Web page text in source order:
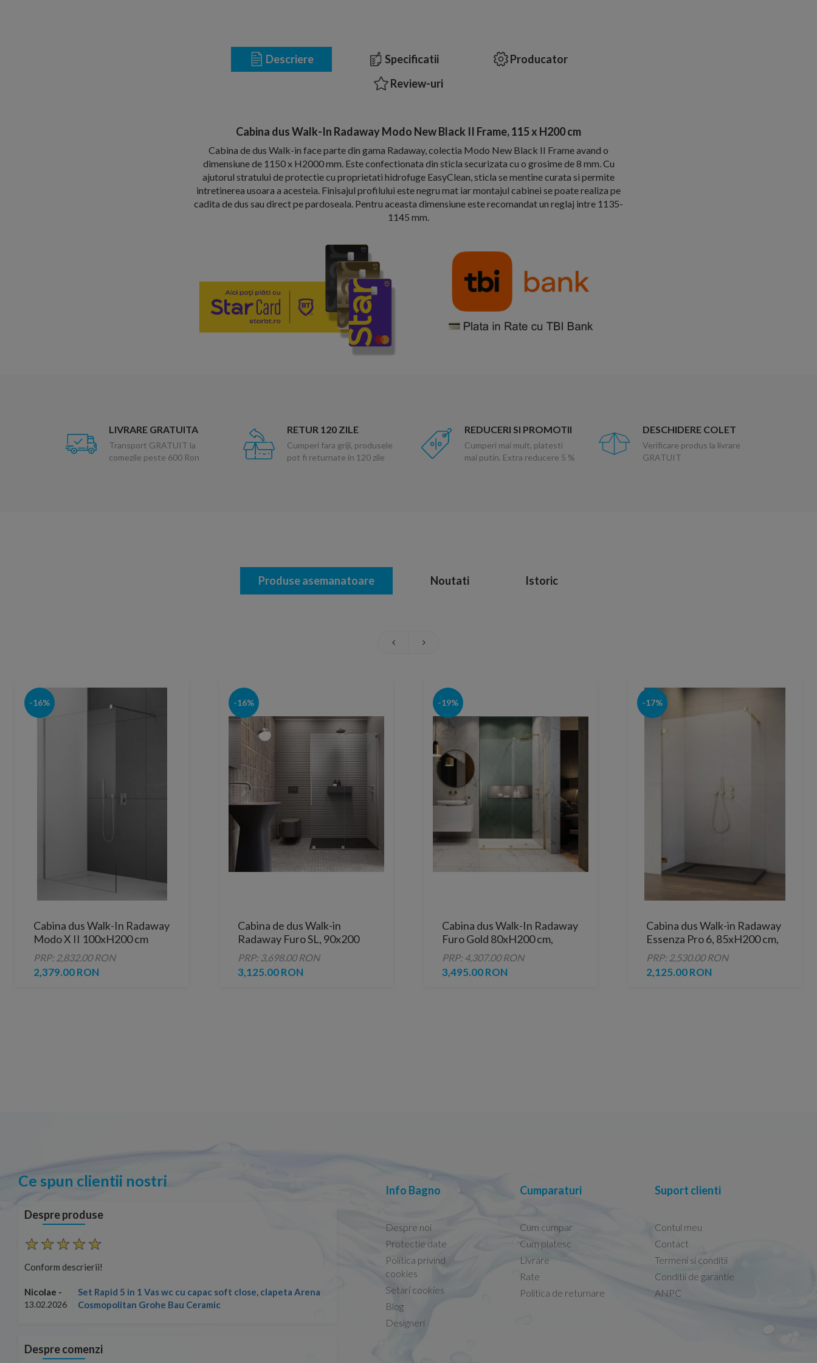
Descriere Specificatii
Producator
Review-uri
Cabina dus Walk-In Radaway Modo New Black II Frame, 115 x H200 cm
Cabina de dus Walk-in face parte din gama Radaway, colectia Modo New Black II Frame avand o
dimensiune de 1150 x H2000 mm. Este confectionata din sticla securizata cu o grosime de 8 mm. Cu
ajutorul stratului de protectie cu proprietati hidrofuge EasyClean, sticla se mentine curata si permite
intretinerea usoara a acesteia. Finisajul profilului este negru mat iar montajul cabinei se poate realiza pe
cadita de dus sau direct pe pardoseala. Pentru aceasta dimensiune este recomandat un reglaj intre 1135-
1145 mm.
LIVRARE GRATUITA
Transport GRATUIT la
comezile peste 600 Ron
RETUR 120 ZILE
Cumperi fara griji, produsele
pot fi returnate in 120 zile
REDUCERI SI PROMOTII
Cumperi mai mult, platesti
mai putin. Extra reducere 5 %
DESCHIDERE COLET
Verificare produs la livrare
GRATUIT
Produse asemanatoare Noutati Istoric
-16%
Cabina dus Walk-In Radaway
Modo X II 100xH200 cm
PRP: 2,832.00 RON
2,379.00 RON
-16%
Cabina de dus Walk-in
Radaway Furo SL, 90x200
cm, crom
PRP: 3,698.00 RON
3,125.00 RON
-19%
Cabina dus Walk-In Radaway
Furo Gold 80xH200 cm,
dreapta
PRP: 4,307.00 RON
3,495.00 RON
-17%
Cabina dus Walk-in Radaway
Essenza Pro 6, 85xH200 cm,
gold
PRP: 2,530.00 RON
2,125.00 RON
Ce spun clientii nostri
Despre produse
Conform descrierii!
Nicolae -
13.02.2026
Set Rapid 5 in 1 Vas wc cu capac soft close, clapeta Arena
Cosmopolitan Grohe Bau Ceramic
Conform descrierii!
13.02.2026
Capacele Grohe sunt de bună calitate și se
Marius -08.02.2026
Despre comenzi
Info Bagno
Despre noi
Protectie date
Politica privind
cookies
Setari cookies
Blog
Designeri
Cumparaturi
Cum cumpar
Cum platesc
Livrare
Rate
Politica de returnare
Suport clienti
Contul meu
Contact
Termeni si conditii
Conditii de garantie
ANPC